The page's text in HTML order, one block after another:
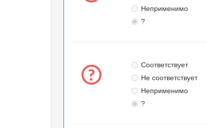
Неприменимо
?
Соответствует
Не соответствует
Неприменимо
?